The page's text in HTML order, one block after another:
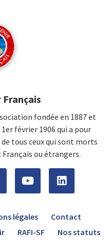
Français
fondée en 1887 et
février 1906 qui a pour
tous ceux qui sont morts
Français ou étrangers.
légales
Contact
RAFI-SF Nos statuts